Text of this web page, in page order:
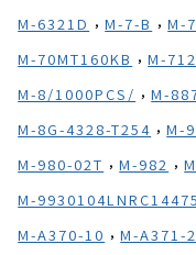
M-6321D , M-7-B , M-
M-70MT160KB , M-
M-8/1000PCS/ , M-
M-8G-4328-T254 , M-
M-980-02T , M-982 ,
M-9930104LNRC14475
M-A370-10 , M-A371-